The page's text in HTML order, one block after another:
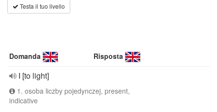
Testa il tuo livello
Domanda Risposta
I [to light]
1. osoba liczby pojedynczej, present,
indicative